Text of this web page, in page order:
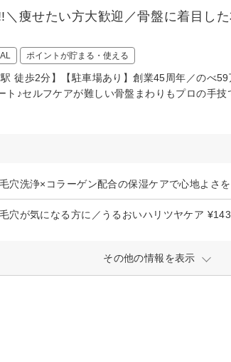
＼痩せたい方大歓迎／骨盤に着目し
ポイントが貯まる・使える
徒歩2分】【駐車場あり】創業45周年／のべ
ト♪セルフケアが難しい骨盤まわりもプロの手
毛穴洗浄×コラーゲン配合の保湿ケアで心地よさ
穴が気になる方に／うるおいハリツヤケア
その他の情報を表示